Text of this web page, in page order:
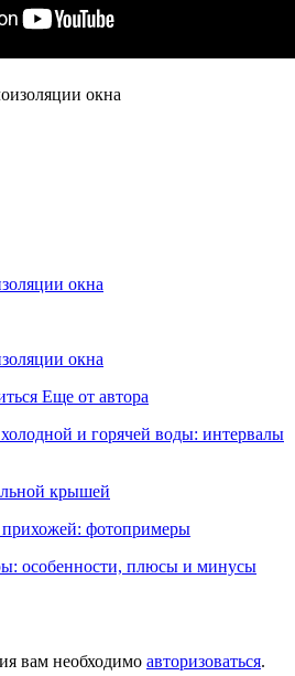
окна
окна
Еще от автора
и горячей воды: интервалы
крышей
прихожей: фотопримеры
особенности, плюсы и минусы
вам необходимо авторизоваться.